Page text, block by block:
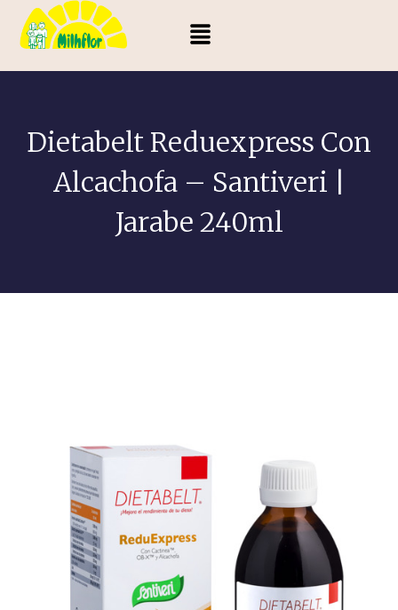
Dietabelt Reduexpress Con
Alcachofa – Santiveri |
Jarabe 240ml